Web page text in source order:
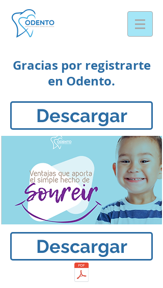
Descargar
Descargar
Gracias por registrarte
en Odento.